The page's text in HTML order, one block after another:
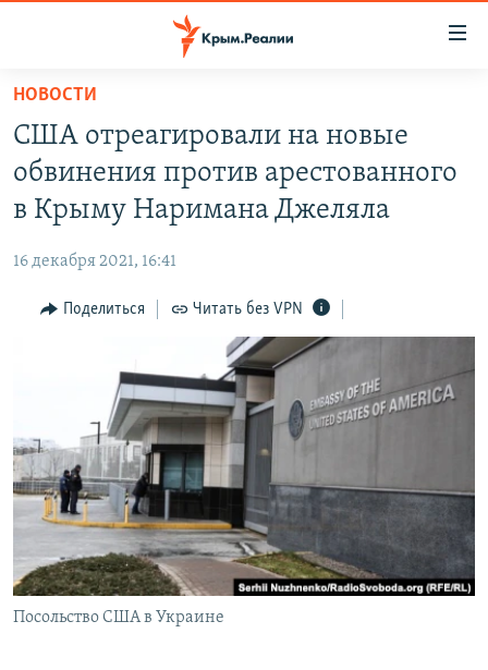
Вернуться
основному
содержанию
Вернутся
главной
навигации
Вернутся
СПЕЦПРОЕКТЫ
ГРУЗ 200
11 ЛЕТ ОККУПАЦИИ КРЫМА. 11 ИСТОРИЙ СОПРОТИВЛЕНИЯ
ВОДА
ЕЩЕ
ИНТЕРАКТИВ
ТЕЛЕПРОЕКТ КРЫМ.РЕАЛИИ
СОВЕТЫ ПРАВОЗАЩИТНИКОВ
ПРОПАВШИЕ БЕЗ ВЕСТИ
ПОБЕДИТЕЛЕЙ НЕ СУДЯТ?
КРЫМ.НЕПОКОРЕННЫЙ
ELIFBE
УКРАИНСКАЯ ПРОБЛЕМА КРЫМА
РАДІО СВОБОДА
КАК ОБОЙТИ БЛОКИРОВКУ
Українською
Qırımtatar
ПРИСОЕДИНЯЙТЕСЬ!
НОВОСТИ
США отреагировали на новые
обвинения против арестованного
в Крыму Наримана Джеляла
16 декабря 2021, 16:41
Поделиться Читать без VPN
Посольство США в Украине